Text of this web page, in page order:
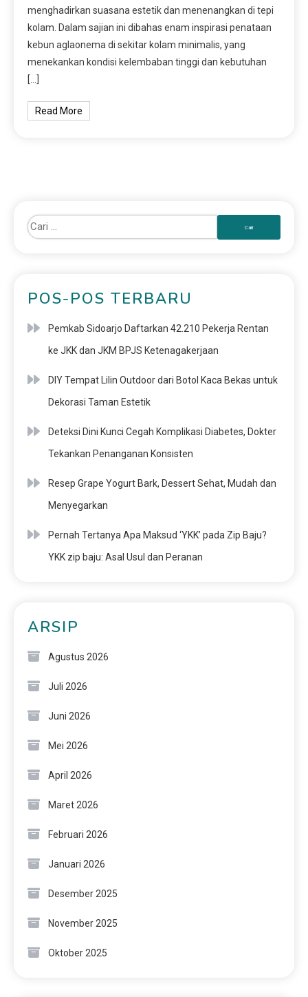
menghadirkan suasana estetik dan menenangkan di tepi
kolam. Dalam sajian ini dibahas enam inspirasi penataan
kebun aglaonema di sekitar kolam minimalis, yang
menekankan kondisi kelembaban tinggi dan kebutuhan
[…]
Read More
POS-POS TERBARU
Pemkab Sidoarjo Daftarkan 42.210 Pekerja Rentan
ke JKK dan JKM BPJS Ketenagakerjaan
DIY Tempat Lilin Outdoor dari Botol Kaca Bekas untuk
Dekorasi Taman Estetik
Deteksi Dini Kunci Cegah Komplikasi Diabetes, Dokter
Tekankan Penanganan Konsisten
Resep Grape Yogurt Bark, Dessert Sehat, Mudah dan
Menyegarkan
Pernah Tertanya Apa Maksud ‘YKK’ pada Zip Baju?
YKK zip baju: Asal Usul dan Peranan
ARSIP
Agustus 2026
Juli 2026
Juni 2026
Mei 2026
April 2026
Maret 2026
Februari 2026
Januari 2026
Desember 2025
November 2025
Oktober 2025